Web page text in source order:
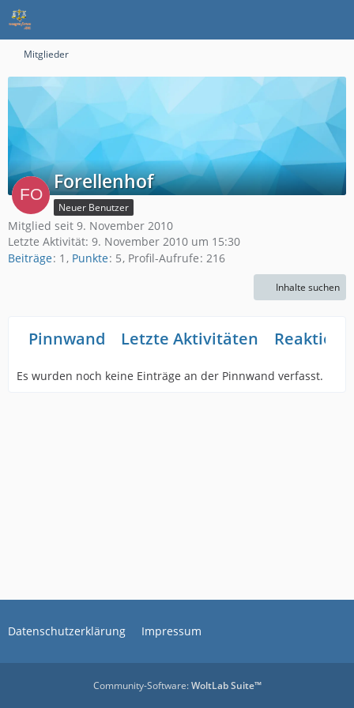
Mitglieder
Forellenhof
Neuer Benutzer
Mitglied seit 9. November 2010
Letzte Aktivität: 9. November 2010 um 15:30
Beiträge 1 Punkte 5 Profil-Aufrufe 216
Inhalte suchen
Pinnwand Letzte Aktivitäten
Es wurden noch keine Einträge an der Pinnwand verfasst.
Datenschutzerklärung Impressum
Community-Software:WoltLab Suite™